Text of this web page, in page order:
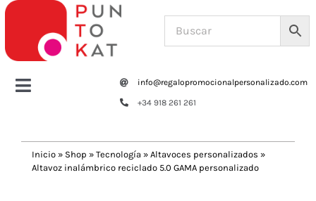
Saltar
contenido
Toggle
Tazas y botellas
info@regalopromocionalpersonalizado.com
+34 918 261 261
Inicio » Shop » Tecnología » Altavoces personalizados »
Altavoz inalámbrico reciclado 5.0 GAMA personalizado